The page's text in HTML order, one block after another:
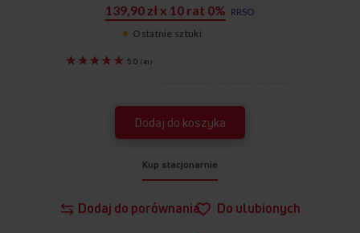
Dodaj do porównania Do ulubionych
5.0 ( 41 )
139,90 zł x 10 rat 0% RRSO
Ostatnie sztuki
Dodaj do koszyka
Kup stacjonarnie